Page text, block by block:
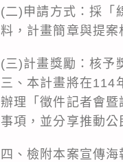
(二)申請方式：採「
料，計畫簡章與提案
(三)計畫獎勵：核予
三、本計畫將在114
辦理「徵件記者會
事項，並分享推動
四、檢附本案宣傳